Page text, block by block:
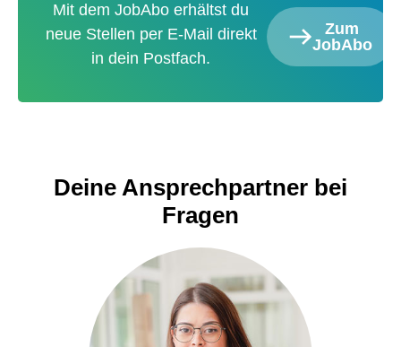
Mit dem JobAbo erhältst du
neue Stellen per E-Mail direkt
in dein Postfach.
Zum
JobAbo
Deine Ansprechpartner bei
Fragen